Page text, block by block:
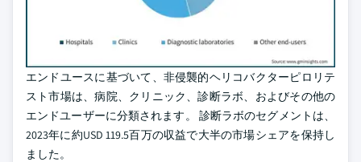
エンドユースに基づいて、非侵襲的ヘリコバクターピロリテ
スト市場は、病院、クリニック、診断ラボ、およびその他の
エンドユーザーに分類されます。 診断ラボのセグメントは、
2023年に約USD 119.5百万の収益で大半の市場シェアを保持し
ました。